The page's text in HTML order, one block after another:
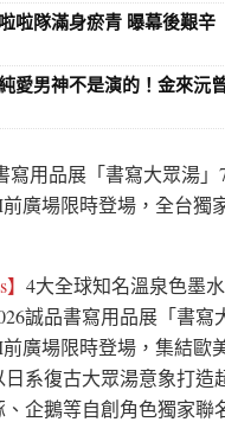
啦隊滿身瘀青 曝幕後艱辛
愛男神不是演的！金來沅
寫用品展「書寫大眾湯
廣場限時登場，全台獨
4大全球知名溫泉色墨
誠品書寫用品展「書寫
前廣場限時登場，集結歐
系復古大眾湯意象打造
、企鵝等自創角色獨家聯